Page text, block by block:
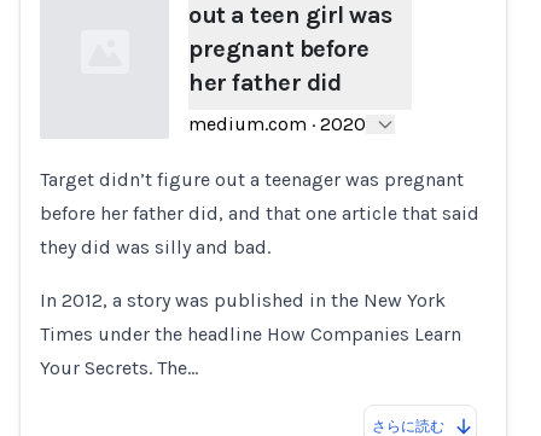
Loading...
out a teen girl was
pregnant before
her father did
medium.com · 2020
Target didn’t figure out a teenager was pregnant
before her father did, and that one article that said
they did was silly and bad.
In 2012, a story was published in the New York
Times under the headline How Companies Learn
Your Secrets. The…
さらに読む